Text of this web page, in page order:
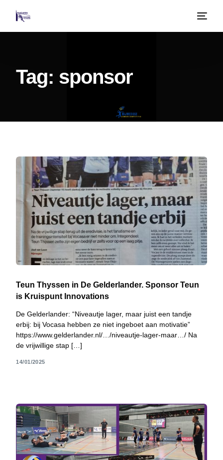
Tag: sponsor
Teun Thyssen in De Gelderlander. Sponsor Teun
is Kruispunt Innovations
De Gelderlander: “Niveautje lager, maar juist een tandje
erbij: bij Vocasa hebben ze niet ingeboet aan motivatie”
https://www.gelderlander.nl/…/niveautje-lager-maar…/ Na
de vrijwillige stap […]
14/01/2025